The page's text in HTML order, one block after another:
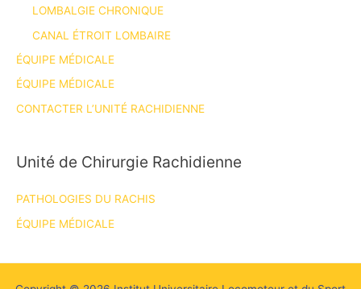
LOMBALGIE CHRONIQUE
CANAL ÉTROIT LOMBAIRE
ÉQUIPE MÉDICALE
ÉQUIPE MÉDICALE
CONTACTER L’UNITÉ RACHIDIENNE
Unité de Chirurgie Rachidienne
PATHOLOGIES DU RACHIS
ÉQUIPE MÉDICALE